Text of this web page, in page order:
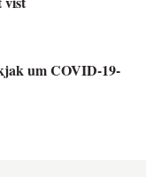
um COVID-19-